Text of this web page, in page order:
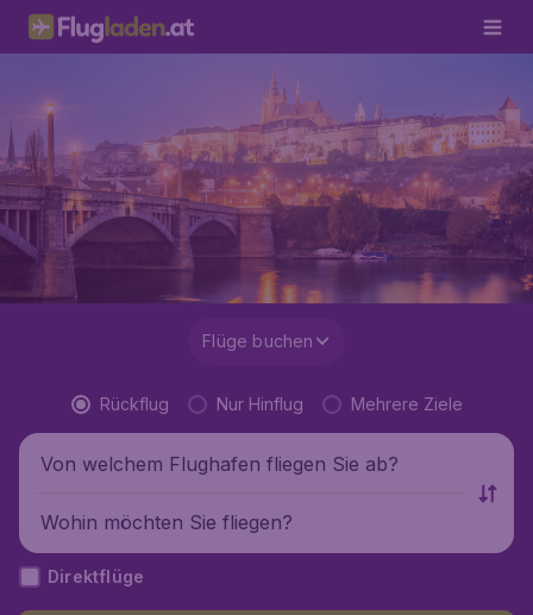
Flüge buchen
Rückflug Nur Hinflug Mehrere Ziele
Von welchem Flughafen fliegen Sie ab?
Wohin möchten Sie fliegen?
Direktflüge